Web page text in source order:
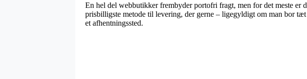
En hel del webbutikker frembyder portofri fragt, men for det meste er
prisbilligste metode til levering, der gerne – ligegyldigt om man bor
et afhentningssted.